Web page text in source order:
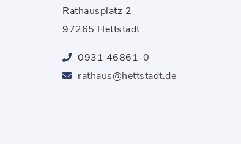
Rathausplatz 2
97265 Hettstadt
0931 46861-0
rathaus@hettstadt.de